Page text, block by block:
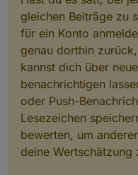
gleichen Beiträge zu
für ein Konto
genau dorthin
kannst dich über
benachrichtigen
oder Push-
Lesezeichen
bewerten, um
deine Wertschätzung